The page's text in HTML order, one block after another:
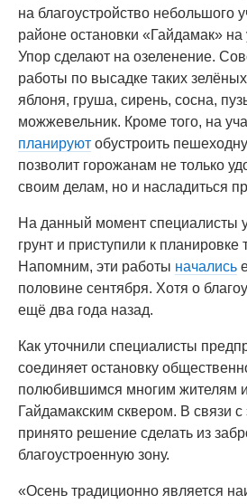
на благоустройство небольшого
районе остановки «Гайдамак»
Упор сделают на озеленение.
работы по высадке таких
яблоня, груша, сирень, сосна,
можжевельник. Кроме того, на
планируют обустроить
позволит горожанам не только
своим делам, но и насладиться
На данный момент специалисты
грунт и приступили к планировке
Напомним, эти работы начались
половине сентября. Хотя о
ещё два года назад.
Как уточнили специалисты
соединяет остановку
полюбившимся многим жителям и
Гайдамакским сквером. В связи
принято решение сделать из
благоустроенную зону.
«Осень традиционно является